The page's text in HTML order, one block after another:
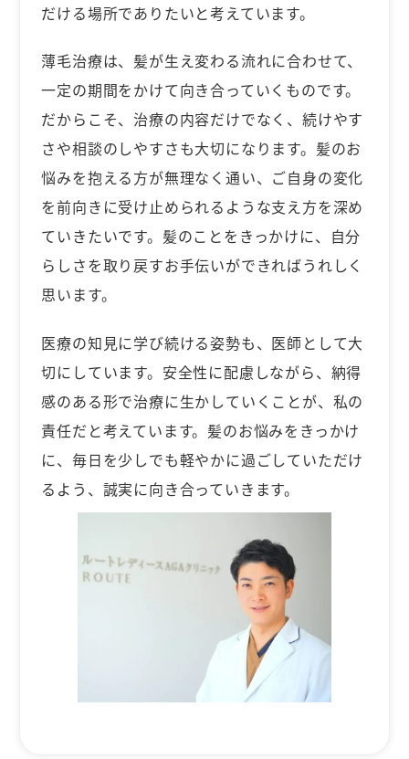
だける場所でありたいと考えています。
薄毛治療は、髪が生え変わる流れに合わせて、
一定の期間をかけて向き合っていくものです。
だからこそ、治療の内容だけでなく、続けやす
さや相談のしやすさも大切になります。髪のお
悩みを抱える方が無理なく通い、ご自身の変化
を前向きに受け止められるような支え方を深め
ていきたいです。髪のことをきっかけに、自分
らしさを取り戻すお手伝いができればうれしく
思います。
医療の知見に学び続ける姿勢も、医師として大
切にしています。安全性に配慮しながら、納得
感のある形で治療に生かしていくことが、私の
責任だと考えています。髪のお悩みをきっかけ
に、毎日を少しでも軽やかに過ごしていただけ
るよう、誠実に向き合っていきます。